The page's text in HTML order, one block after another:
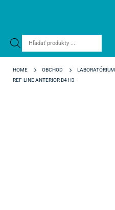
Products
HOME OBCHOD LABORATÓRIUM
REF-LINE ANTERIOR B4 H3